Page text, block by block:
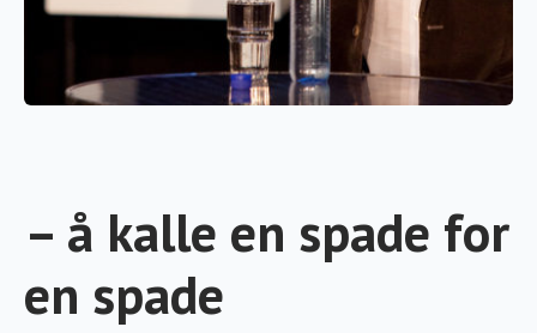
– å kalle en spade for
en spade